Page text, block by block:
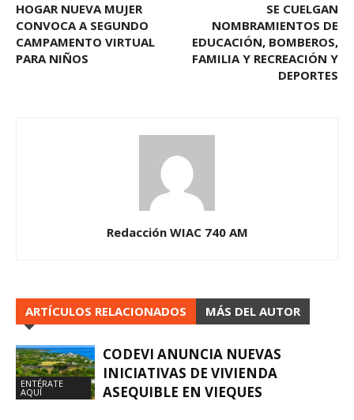
HOGAR NUEVA MUJER
CONVOCA A SEGUNDO
CAMPAMENTO VIRTUAL
PARA NIÑOS
SE CUELGAN
NOMBRAMIENTOS DE
EDUCACIÓN, BOMBEROS,
FAMILIA Y RECREACIÓN Y
DEPORTES
Redacción WIAC 740 AM
ARTÍCULOS RELACIONADOS MÁS DEL AUTOR
ENTÉRATE
AQUÍ
CODEVI ANUNCIA NUEVAS
INICIATIVAS DE VIVIENDA
ASEQUIBLE EN VIEQUES